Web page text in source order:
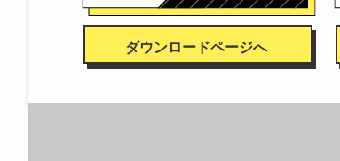
ダウンロードページへ